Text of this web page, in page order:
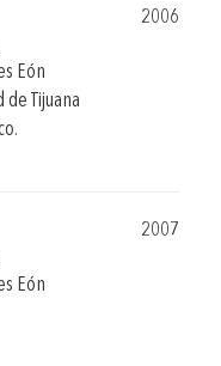
2006
Eón
de Tijuana
2007
Eón